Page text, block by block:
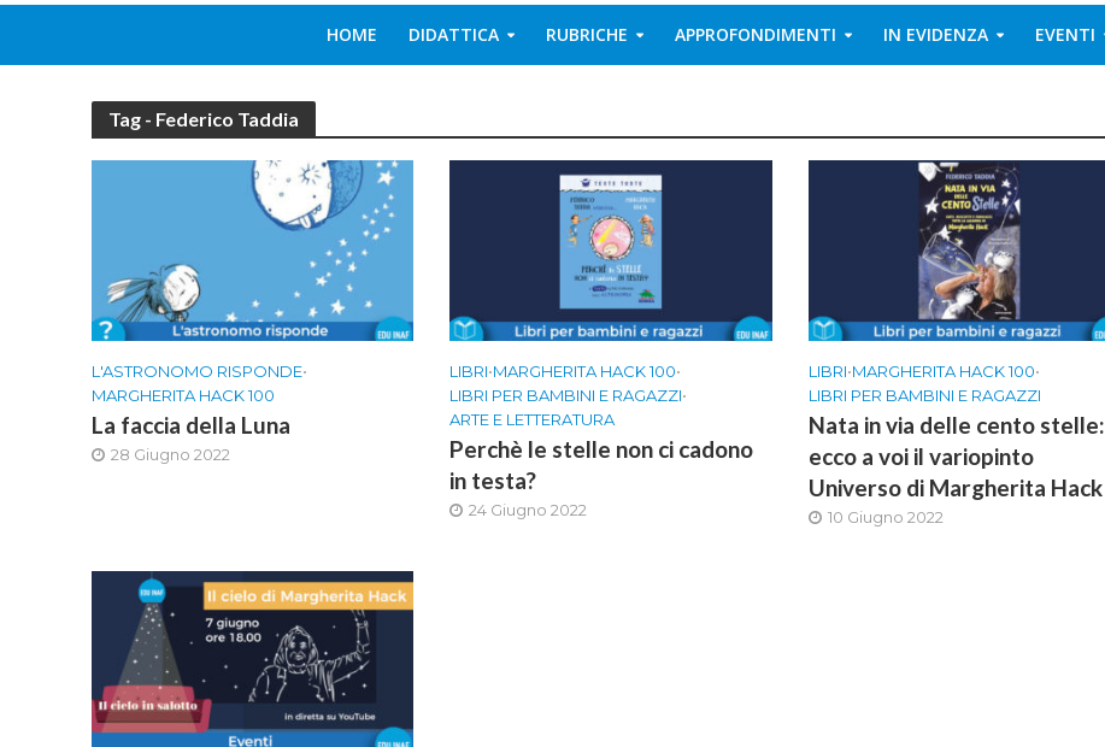
HOME DIDATTICA RUBRICHE APPROFONDIMENTI IN EVIDENZA EVENTI
Tag - Federico Taddia
L'ASTRONOMO RISPONDE•
MARGHERITA HACK 100
La faccia della Luna
28 Giugno 2022
LIBRI•MARGHERITA HACK 100•
LIBRI PER BAMBINI E RAGAZZI•
ARTE E LETTERATURA
Perchè le stelle non ci cadono
in testa?
24 Giugno 2022
LIBRI•MARGHERITA HACK 100•
LIBRI PER BAMBINI E RAGAZZI
Nata in via delle cento stelle:
ecco a voi il variopinto
Universo di Margherita Hack
10 Giugno 2022